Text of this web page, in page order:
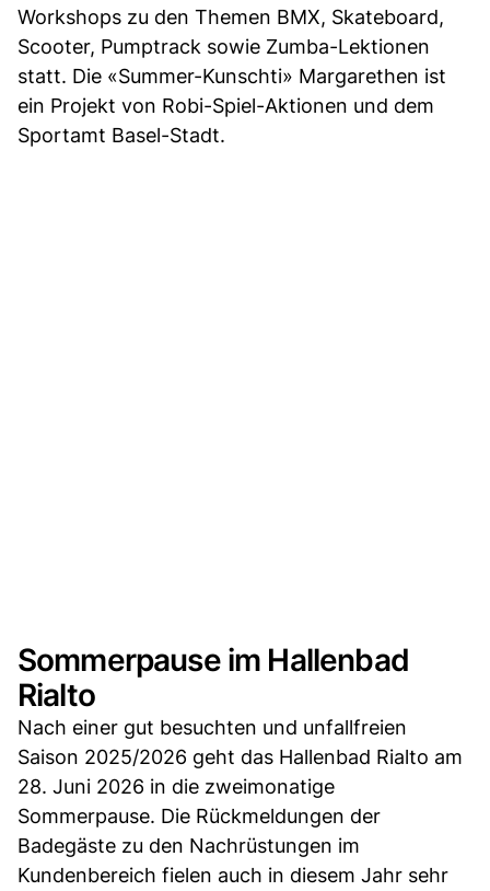
Workshops zu den Themen BMX, Skateboard,
Scooter, Pumptrack sowie Zumba-Lektionen
statt. Die «Summer-Kunschti» Margarethen ist
ein Projekt von Robi-Spiel-Aktionen und dem
Sportamt Basel-Stadt.
Sommerpause im Hallenbad
Rialto
Nach einer gut besuchten und unfallfreien
Saison 2025/2026 geht das Hallenbad Rialto am
28. Juni 2026 in die zweimonatige
Sommerpause. Die Rückmeldungen der
Badegäste zu den Nachrüstungen im
Kundenbereich fielen auch in diesem Jahr sehr